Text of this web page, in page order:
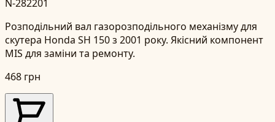
N-282201
Розподільний вал газорозподільного механізму для
скутера Honda SH 150 з 2001 року. Якісний компонент
MIS для заміни та ремонту.
468 грн